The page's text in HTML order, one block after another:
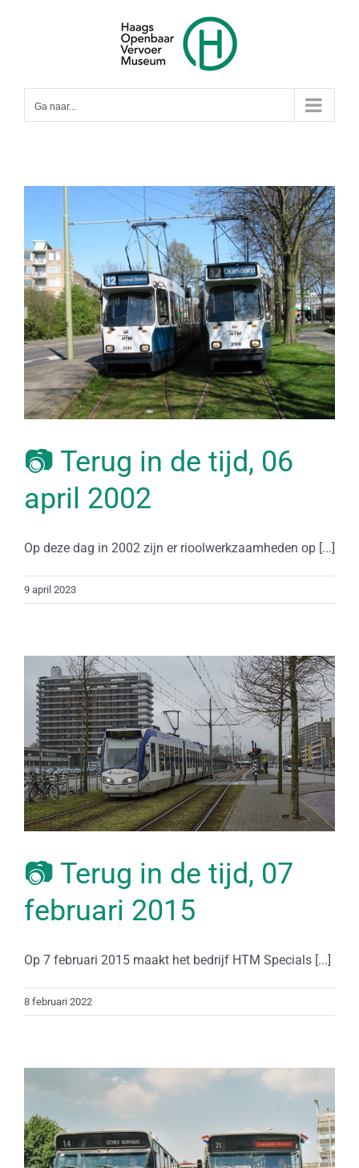
Ga naar...
📷 Terug in de tijd, 06
april 2002
Op deze dag in 2002 zijn er rioolwerkzaamheden op [...]
9 april 2023
📷 Terug in de tijd, 07
februari 2015
Op 7 februari 2015 maakt het bedrijf HTM Specials [...]
8 februari 2022